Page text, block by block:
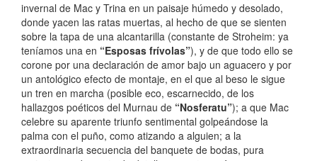
invernal de Mac y Trina en un paisaje húmedo y desolado,
donde yacen las ratas muertas, al hecho de que se sienten
sobre la tapa de una alcantarilla (constante de Stroheim: ya
teníamos una en “Esposas frívolas”), y de que todo ello se
corone por una declaración de amor bajo un aguacero y por
un antológico efecto de montaje, en el que al beso le sigue
un tren en marcha (posible eco, escarnecido, de los
hallazgos poéticos del Murnau de “Nosferatu”); a que Mac
celebre su aparente triunfo sentimental golpeándose la
palma con el puño, como atizando a alguien; a la
extraordinaria secuencia del banquete de bodas, pura